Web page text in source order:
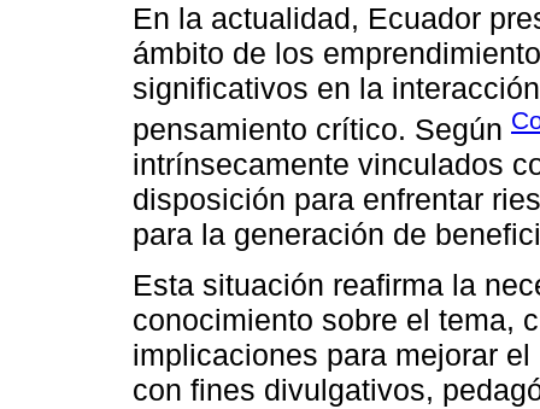
En la actualidad, Ecuador
ámbito de los
significativos en la
pensamiento crítico. Según
intrínsecamente vinculados
disposición para enfrentar
para la generación de
Esta situación reafirma la
conocimiento sobre el tema,
implicaciones para mejorar
con fines divulgativos,